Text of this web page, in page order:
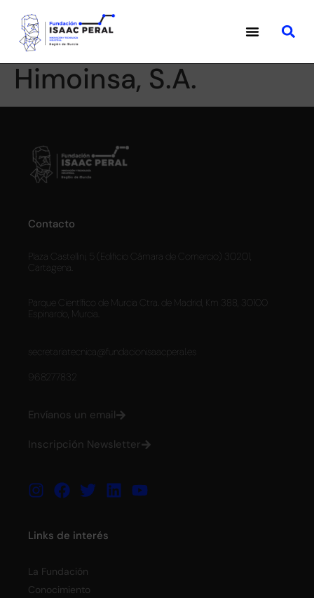
Himoinsa, S.A.
Contacto
Plaza Castellini, 5 (Edificio Cámara de Comercio) 30201,
Cartagena.
Parque Científico de Murcia Ctra. de Madrid, Km 388, 30100
Espinardo, Murcia.
secretariatecnica@fundacionisaacperal.es
968277832
Envíanos un email
Inscripción Newsletter
Links de interés
La Fundación
Conocimiento